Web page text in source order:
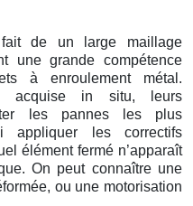
de un large maillage
une grande compétence
à enroulement métal.
acquise in situ, leurs
les pannes les plus
appliquer les correctifs
élément fermé n’apparaît
On peut connaître une
ou une motorisation